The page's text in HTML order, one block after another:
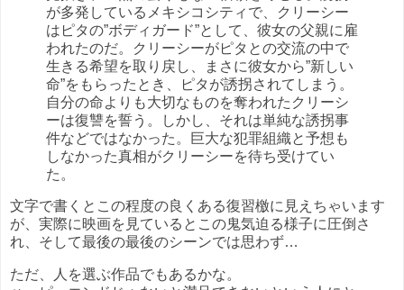
が多発しているメキシコシティで、クリーシー
はピタの”ボディガード”として、彼女の父親に雇
われたのだ。クリーシーがピタとの交流の中で
生きる希望を取り戻し、まさに彼女から”新しい
命”をもらったとき、ピタが誘拐されてしまう。
自分の命よりも大切なものを奪われたクリーシ
ーは復讐を誓う。しかし、それは単純な誘拐事
件などではなかった。巨大な犯罪組織と予想も
しなかった真相がクリーシーを待ち受けてい
た。
文字で書くとこの程度の良くある復習檄に見えちゃいます
が、実際に映画を見ているとこの鬼気迫る様子に圧倒さ
れ、そして最後の最後のシーンでは思わず…
ただ、人を選ぶ作品でもあるかな。